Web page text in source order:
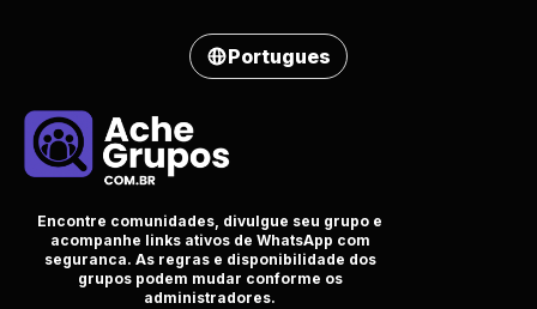
Portugues
Encontre comunidades, divulgue seu grupo e
acompanhe links ativos de WhatsApp com
seguranca. As regras e disponibilidade dos
grupos podem mudar conforme os
administradores.